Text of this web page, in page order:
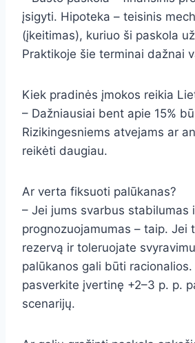
įsigyti. Hipoteka – teisinis
(įkeitimas), kuriuo ši paskola
Praktikoje šie terminai dažnai
Kiek pradinės įmokos reikia
– Dažniausiai bent apie 15%
Rizikingesniems atvejams ar
reikėti daugiau.
Ar verta fiksuoti palūkanas?
– Jei jums svarbus stabilumas
prognozuojamumas – taip. Jei
rezervą ir toleruojate
palūkanos gali būti
pasverkite įvertinę +2–3 p. p.
scenarijų.